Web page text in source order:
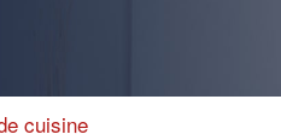
cuisine